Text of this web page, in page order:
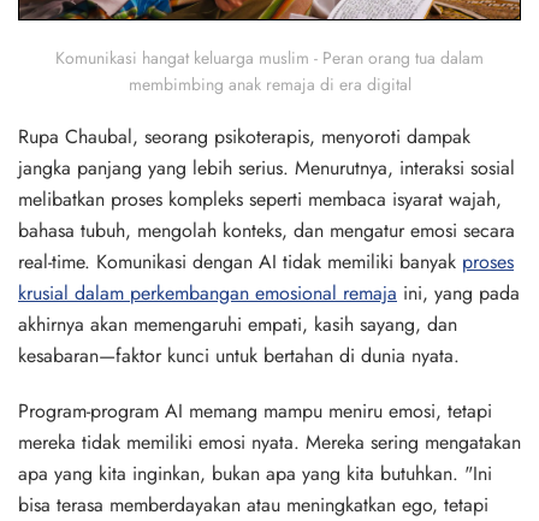
Komunikasi hangat keluarga muslim - Peran orang tua dalam
membimbing anak remaja di era digital
Rupa Chaubal, seorang psikoterapis, menyoroti dampak
jangka panjang yang lebih serius. Menurutnya, interaksi sosial
melibatkan proses kompleks seperti membaca isyarat wajah,
bahasa tubuh, mengolah konteks, dan mengatur emosi secara
real-time. Komunikasi dengan AI tidak memiliki banyak proses
krusial dalam perkembangan emosional remaja ini, yang pada
akhirnya akan memengaruhi empati, kasih sayang, dan
kesabaran—faktor kunci untuk bertahan di dunia nyata.
Program-program AI memang mampu meniru emosi, tetapi
mereka tidak memiliki emosi nyata. Mereka sering mengatakan
apa yang kita inginkan, bukan apa yang kita butuhkan. "Ini
bisa terasa memberdayakan atau meningkatkan ego, tetapi